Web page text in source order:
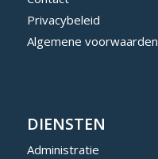
Privacybeleid
Algemene voorwaarden
DIENSTEN
Administratie